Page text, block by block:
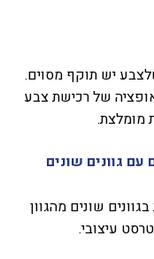
יש תוקף מסוים.
של רכישת צבע
מומלצת.
גוונים שונים
שונים מהגוון
עיצובי.